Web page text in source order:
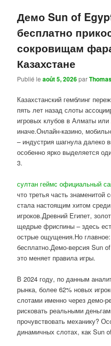
Демо Sun of
бесплатно
сокровищам
Казахстане
Publié leaoût 5, 2026par
Казахстанский гемблинг
пять лет назад слоты
игровых клубов в Алматы или
иначе.Онлайн-казино,
– индустрия шагнула далеко
особенно ярко выделяется
3.
султан геймс официальный
что третья часть знаменитой
стала настоящим хитом среди
игроков.Древний Египет,
щедрые фриспины – здесь
острые ощущения.Но
бесплатно.Демо-версия Sun
это меняет правила игры.
В 2024 году, по данным
рынка, более 62% новых
слотами именно через демо-
рисковать реальными
прочувствовать механику?
динамичных слотах, как Sun